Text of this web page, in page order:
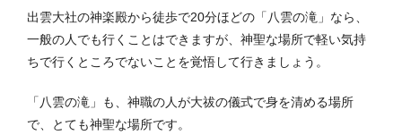
出雲大社の神楽殿から徒歩で20分ほどの「八雲の滝」なら、
一般の人でも行くことはできますが、神聖な場所で軽い気持
ちで行くところでないことを覚悟して行きましょう。
「八雲の滝」も、神職の人が大祓の儀式で身を清める場所
で、とても神聖な場所です。